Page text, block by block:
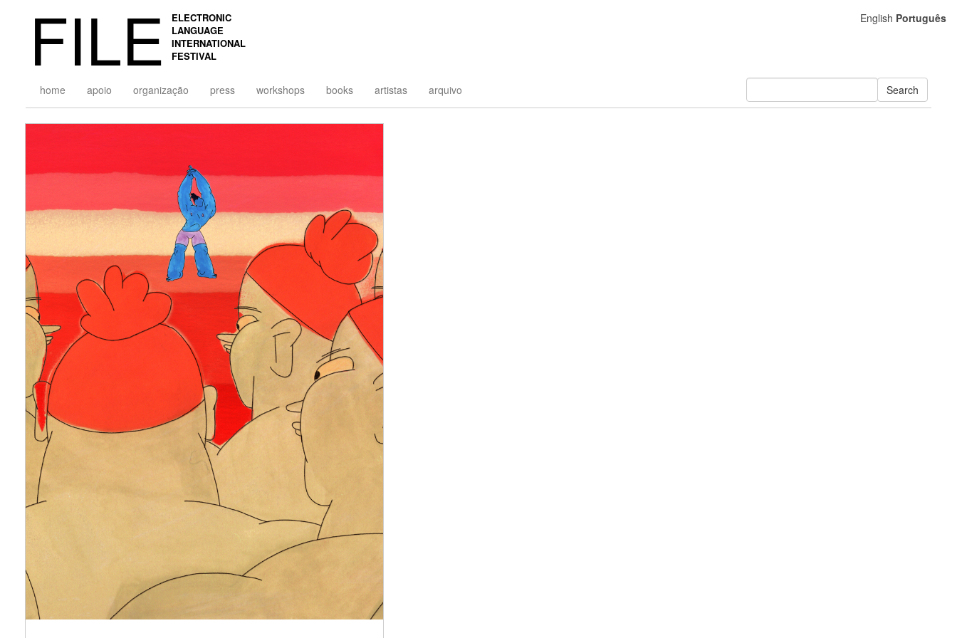
FILE
ELECTRONIC
LANGUAGE
INTERNATIONAL
FESTIVAL
home apoio organização press workshops books artistas arquivo Search
English Português